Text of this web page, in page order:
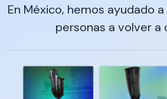
En México, hemos ayudado
personas a volver a